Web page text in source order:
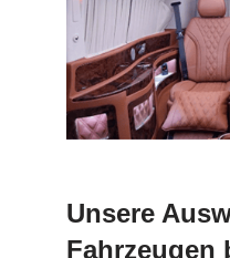
Unsere
Fahrzeugen